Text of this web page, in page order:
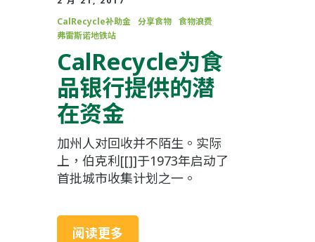
CalRecycle补助金
分享食物
食物浪费
弗雷斯诺地铁站
CalRecycle为食
品银行提供的潜
在资金
加州人对回收并不陌生。实际
上，伯克利[[]]于1973年启动了
首批城市收集计划之一。
阅读更多